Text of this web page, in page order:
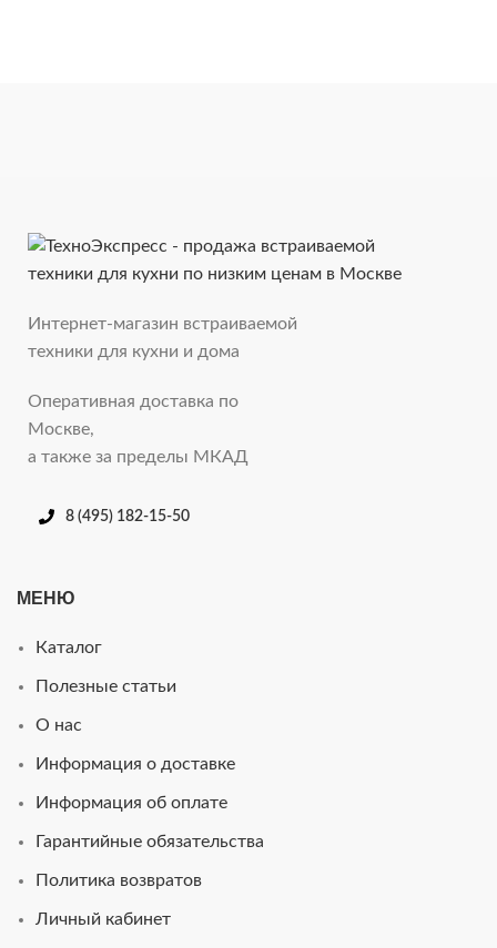
Интернет-магазин встраиваемой
техники для кухни и дома
Оперативная доставка по
Москве,
а также за пределы МКАД
8 (495) 182-15-50
МЕНЮ
Каталог
Полезные статьи
О нас
Информация о доставке
Информация об оплате
Гарантийные обязательства
Политика возвратов
Личный кабинет